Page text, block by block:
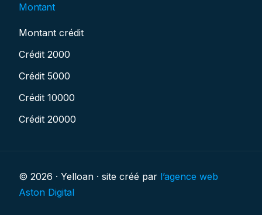
Montant
Montant crédit
Crédit 2000
Crédit 5000
Crédit 10000
Crédit 20000
© 2026 · Yelloan · site créé par l’agence web
Aston Digital
www.yelloan.com